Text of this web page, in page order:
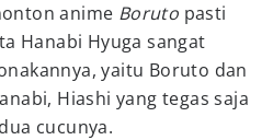
anime Boruto pasti
Hanabi Hyuga sangat
yaitu Boruto dan
Hiashi yang tegas saja
cucunya.